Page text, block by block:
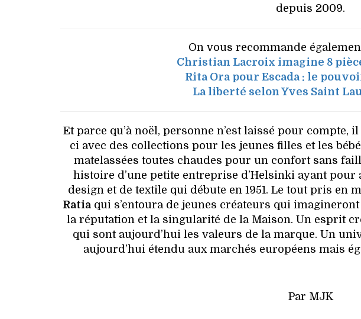
depuis 2009.
On vous recommande
Christian Lacroix imagine 8
Rita Ora pour Escada : le
La liberté selon Yves Saint
Et parce qu’à noël, personne n’est laissé pour compte,
ci avec des collections pour les jeunes filles et les
matelassées toutes chaudes pour un confort sans
histoire d’une petite entreprise d’Helsinki ayant
design et de textile qui débute en 1951. Le tout pris en
Ratia qui s’entoura de jeunes créateurs qui
la réputation et la singularité de la Maison. Un esprit
qui sont aujourd’hui les valeurs de la marque. Un
aujourd’hui étendu aux marchés européens mais
Par MJK